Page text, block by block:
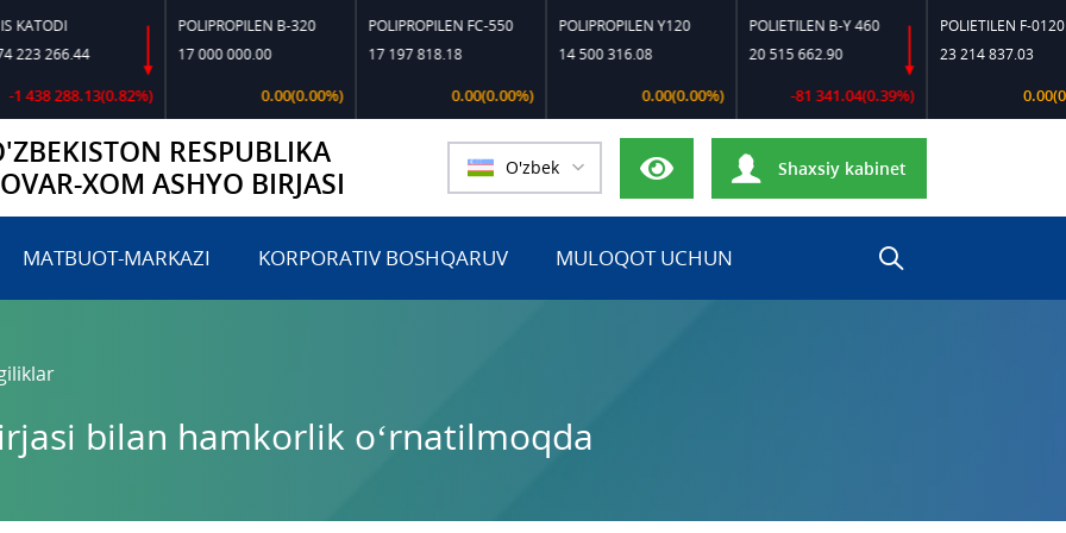
266.44
288.13(0.82%)
POLIPROPILEN B-320
17 000 000.00
0.00(0.00%)
POLIPROPILEN FC-550
17 197 818.18
0.00(0.00%)
POLIPROPILEN Y120
14 500 316.08
0.00(0.00%)
POLIETILEN B-Y 460
20 515 662.90
-81 341.04(0.39%)
POLIETILEN F-0120
23 214 837.03
0.00(0.00%)
RESPUBLIKA
XOM ASHYO BIRJASI
O'zbek Shaxsiy kabinet
MATBUOT-MARKAZI KORPORATIV BOSHQARUV MULOQOT UCHUN
bilan hamkorlik o‘rnatilmoqda